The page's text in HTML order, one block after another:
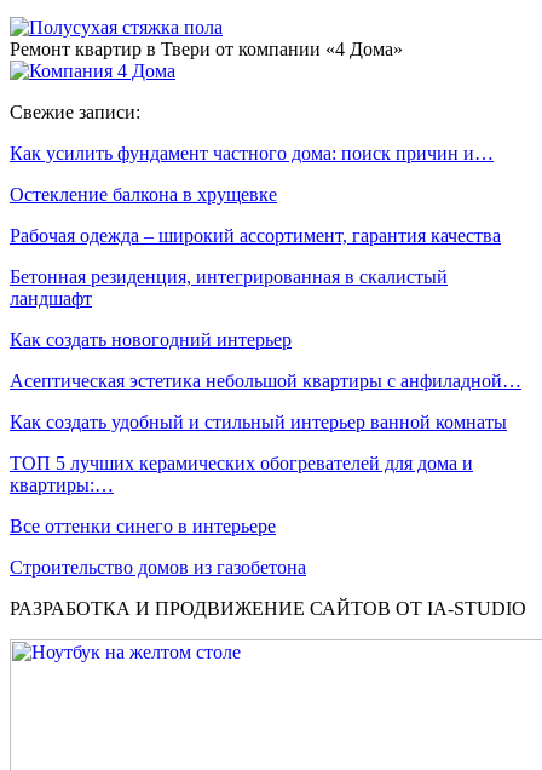
Ремонт квартир в Твери от компании «4 Дома»
Свежие записи:
Как усилить фундамент частного дома: поиск причин и…
Остекление балкона в хрущевке
Рабочая одежда – широкий ассортимент, гарантия качества
Бетонная резиденция, интегрированная в скалистый
ландшафт
Как создать новогодний интерьер
Асептическая эстетика небольшой квартиры с анфиладной…
Как создать удобный и стильный интерьер ванной комнаты
ТОП 5 лучших керамических обогревателей для дома и
квартиры:…
Все оттенки синего в интерьере
Строительство домов из газобетона
РАЗРАБОТКА И ПРОДВИЖЕНИЕ САЙТОВ ОТ IA-STUDIO